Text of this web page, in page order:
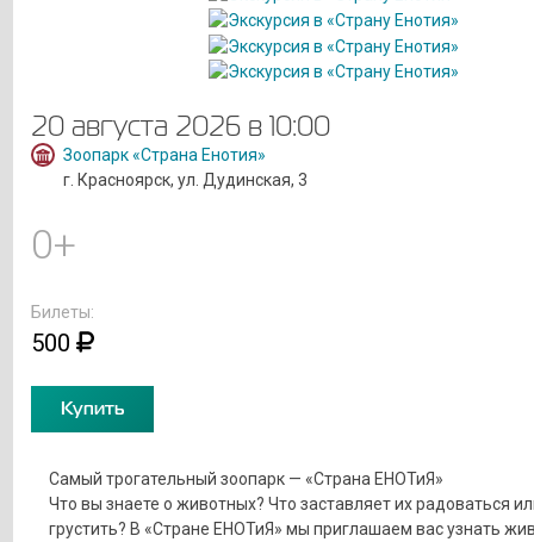
20 августа 2026 в 10:00
Зоопарк «Страна Енотия»
г. Красноярск, ул. Дудинская, 3
0+
Билеты:
500
Купить
Самый трогательный зоопарк — «Страна ЕНОТиЯ»
Что вы знаете о животных? Что заставляет их радоваться
грустить? В «Стране ЕНОТиЯ» мы приглашаем вас узнать